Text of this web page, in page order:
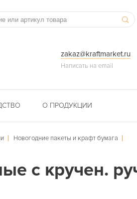
zakaz@kraftmarket.ru
Написать на email
О ПРОДУКЦИИ
Новогодние пакеты и крафт бумага
с кручен.